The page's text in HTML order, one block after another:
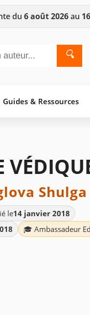
du 6 août 2026au
🔍
Guides & Ressources
Shulga
le14 janvier 2018
🎓 Ambassadeur